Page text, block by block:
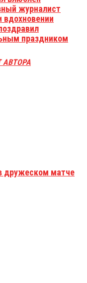
журналист
вдохновении
праздником
АВТОРА
дружеском матче